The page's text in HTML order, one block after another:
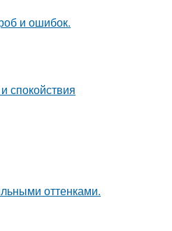
и ошибок.
спокойствия
оттенками.